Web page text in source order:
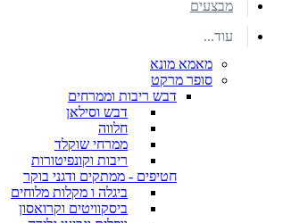
מבצעים
עוד...
מאמא מונא
סופר מרקט
דבש ריבות וממרחים
דבש וסילאן
חלווה
ממרחי שוקלד
ריבות וקונפיטורות
חטיפים - ממתקים ודגני בוקר
ביגלה ו מקלות מלוחים
ביסקוויטים וקרואסון